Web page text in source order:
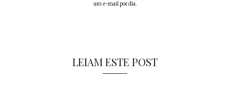
um e-mail por dia.
LEIAM ESTE POST